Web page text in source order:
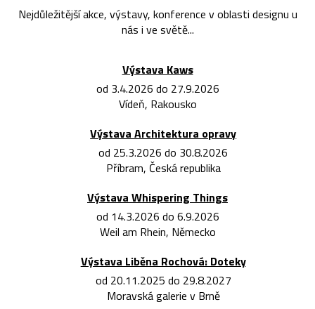
Nejdůležitější akce, výstavy, konference v oblasti designu u
nás i ve světě...
Výstava Kaws
od 3.4.2026 do 27.9.2026
Vídeň, Rakousko
Výstava Architektura opravy
od 25.3.2026 do 30.8.2026
Příbram, Česká republika
Výstava Whispering Things
od 14.3.2026 do 6.9.2026
Weil am Rhein, Německo
Výstava Liběna Rochová: Doteky
od 20.11.2025 do 29.8.2027
Moravská galerie v Brně